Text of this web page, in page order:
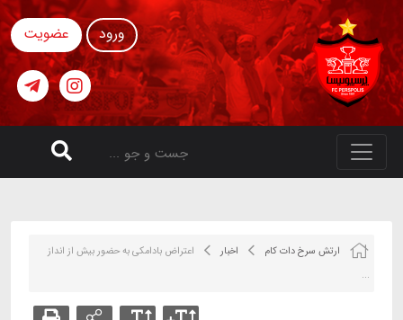
ورود عضویت
ارتش سرخ دات کام اخبار
اعتراض بادامکی به حضور بیش از انداز
...